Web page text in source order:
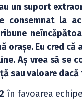
un suport
consemnat la
orașe. Eu cred
Aș vrea să se
sau valoare
în favoarea